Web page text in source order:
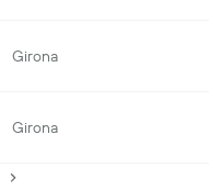
Girona
Girona